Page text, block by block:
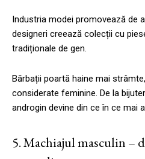
Industria modei promovează de
designeri creează colecții cu
tradiționale de gen.
Bărbații poartă haine mai
considerate feminine. De la
androgin devine din ce în ce mai
5. Machiajul masculin –